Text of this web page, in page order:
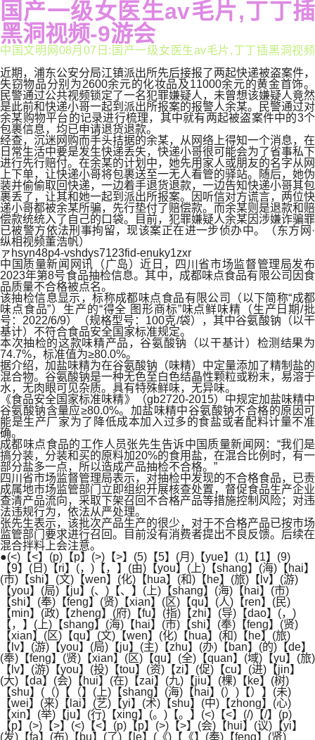
国产一级女医生av毛片,丁丁插
黑洞视频-9游会
中国文明网08月07日:国产一级女医生av毛片,丁丁插黑洞视频
近期，浦东公安分局江镇派出所先后接报了两起快递被盗案件，
失窃物品分别为2600余元的化妆品及11000余元的黄金首饰。
民警通过公共视频锁定了一名犯罪嫌疑人，未曾想该嫌疑人竟然
是此前和快递小哥一起到派出所报案的报警人余某。民警通过对
余某购物平台的记录进行梳理，其中就有两起被盗案件中的3个
包裹信息，均已申请退货退款。
经查，沉迷网购而手头拮据的余某，从网络上得知一个消息，在
日常生活中要是发生快递丢失，快递小哥很可能会为了省事私下
进行先行赔付。在余某的计划中，她先用家人或朋友的名字从网
上下单，让快递小哥将包裹送至一无人看管的驿站。随后，她伪
装并偷偷取回快递，一边着手退货退款，一边告知快递小哥其包
裹丢了，让其和她一起到派出所报案。因听信对方谎言，两位快
递小哥都被余某所骗，先行垫付了赔偿款。而余某则是退款和赔
偿款统统入了自己的口袋。目前，犯罪嫌疑人余某因涉嫌诈骗罪
已被警方依法刑事拘留，现该案正在进一步侦办中。（东方网·
纵相视频董浩帆）
ァhsyn48p4-vshdys7123fid-enuky1zxr
中国质量新闻网讯（广岛）近日，四川省市场监督管理局发布
2023年第8号食品抽检信息。其中，成都味点食品有限公司因食
品质量不合格被点名。
该抽检信息显示，标称成都味点食品有限公司（以下简称“成都
味点食品”）生产的“得全 图形商标”味点鲜味精（生产日期/批
号：2022/6/9）（规格型号：100克/袋），其中谷氨酸钠（以干
基计）不符合食品安全国家标准规定。
本次抽检的这款味精产品，谷氨酸钠（以干基计）检测结果为
74.7%，标准值为≥80.0%。
据介绍，加盐味精为在谷氨酸钠（味精）中定量添加了精制盐的
混合物。谷氨酸钠是一种无色至白色结晶性颗粒或粉末，易溶于
水，无肉眼可见杂质。具有特殊鲜味，无异味。
《食品安全国家标准味精》（gb2720-2015）中规定加盐味精中
谷氨酸钠含量应≥80.0%。加盐味精中谷氨酸钠不合格的原因可
能是生产厂家为了降低成本加入过多的食盐或者配料计量不准
确。
成都味点食品的工作人员张先生告诉中国质量新闻网：“我们是
搞分装，分装和买的原料加20%的食用盐，在混合比例时，有一
部分盐多一点，所以造成产品抽检不合格。”
四川省市场监督管理局表示，对抽检中发现的不合格食品，已责
成属地市场监管部门立即组织开展核查处置，督促食品生产企业
查清产品流向，采取下架召回不合格产品等措施控制风险；对违
法违规行为，依法从严处理。
张先生表示，该批次产品生产的很少，对于不合格产品已按市场
监管部门要求进行召回。目前没有消费者提出不良反馈。后续在
混合拌料上会注意。
●(<)【<】(p)【p】(>)【>】(5)【5】(月)【yue】(1)【1】(9)
【9】(日)【ri】(，)【，】(由)【you】(上)【shang】(海)【hai】
(市)【shi】(文)【wen】(化)【hua】(和)【he】(旅)【lv】(游)
【you】(局)【ju】(、)【、】(上)【shang】(海)【hai】(市)
【shi】(奉)【feng】(贤)【xian】(区)【qu】(人)【ren】(民)
【min】(政)【zheng】(府)【fu】(指)【zhi】(导)【dao】(，)
【，】(上)【shang】(海)【hai】(市)【shi】(奉)【feng】(贤)
【xian】(区)【qu】(文)【wen】(化)【hua】(和)【he】(旅)
【lv】(游)【you】(局)【ju】(主)【zhu】(办)【ban】(的)【de】
(奉)【feng】(贤)【xian】(区)【qu】(全)【quan】(域)【yu】(旅)
【lv】(游)【you】(投)【tou】(资)【zi】(促)【cu】(进)【jin】
(大)【da】(会)【hui】(在)【zai】(九)【jiu】(棵)【ke】(树)
【shu】(（)【（】(上)【shang】(海)【hai】(）)【）】(未)
【wei】(来)【lai】(艺)【yi】(术)【shu】(中)【zhong】(心)
【xin】(举)【ju】(行)【xing】(。)【。】(<)【<】(/)【/】(p)
【p】(>)【>】(<)【<】(p)【p】(>)【>】(会)【hui】(议)【yi】
(发)【fa】(布)【bu】(了)【le】(《)【《】(奉)【feng】(贤)